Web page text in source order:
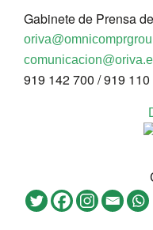
Gabinete de Prensa
919 142 700 / 919